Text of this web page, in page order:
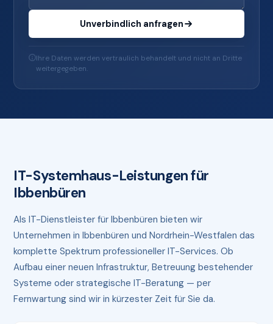
Unverbindlich anfragen
Ihre Daten werden vertraulich behandelt und nicht an Dritte
weitergegeben.
IT-Systemhaus-Leistungen für
Ibbenbüren
Als IT-Dienstleister für Ibbenbüren bieten wir
Unternehmen in Ibbenbüren und Nordrhein-Westfalen das
komplette Spektrum professioneller IT-Services. Ob
Aufbau einer neuen Infrastruktur, Betreuung bestehender
Systeme oder strategische IT-Beratung — per
Fernwartung sind wir in kürzester Zeit für Sie da.